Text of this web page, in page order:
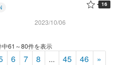
2023/10/06
16
中61～80件を表示
6 7 8 ... 45 46 »